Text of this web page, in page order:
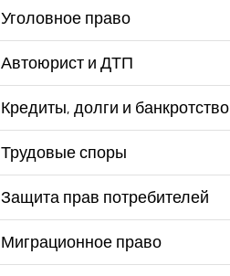
Уголовное право
Автоюрист и ДТП
Кредиты, долги и банкротство
Трудовые споры
Защита прав потребителей
Миграционное право